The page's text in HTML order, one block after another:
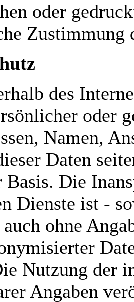
oder
Zustimmung
des
oder
Namen,
Daten
Die
Dienste ist -
ohne
Nutzung der
Angaben